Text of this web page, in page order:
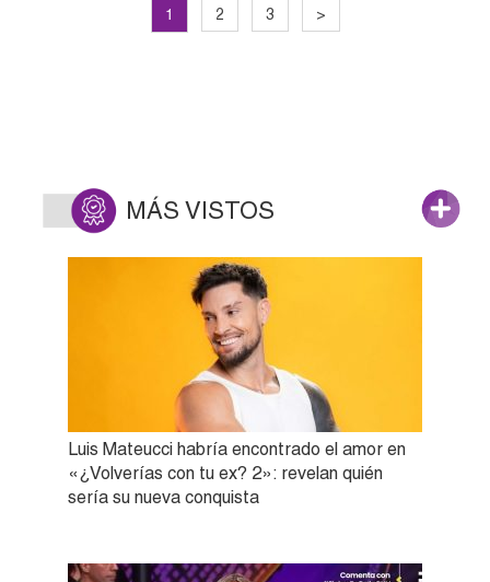
1 2 3 >
MÁS VISTOS
Luis Mateucci habría encontrado el amor en
«¿Volverías con tu ex? 2»: revelan quién
sería su nueva conquista